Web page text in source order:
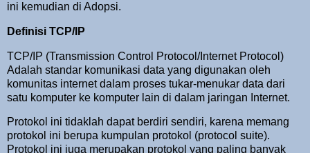
ini kemudian di Adopsi.
Definisi TCP/IP
TCP/IP (Transmission Control Protocol/Internet Protocol)
Adalah standar komunikasi data yang digunakan oleh
komunitas internet dalam proses tukar-menukar data dari
satu komputer ke komputer lain di dalam jaringan Internet.
Protokol ini tidaklah dapat berdiri sendiri, karena memang
protokol ini berupa kumpulan protokol (protocol suite).
Protokol ini juga merupakan protokol yang paling banyak